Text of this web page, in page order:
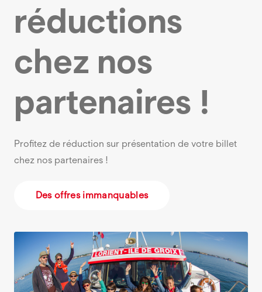
réductions
chez nos
partenaires !
Profitez de réduction sur présentation de votre billet
chez nos partenaires !
Des offres immanquables